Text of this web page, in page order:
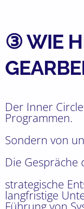
③ WIE
Der Inner
Programmen.
Sondern von
Die Gespräche
strategische
langfristige